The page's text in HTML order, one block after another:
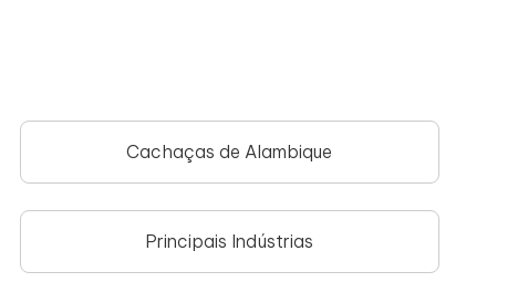
Cachaças de Alambique
Principais Indústrias